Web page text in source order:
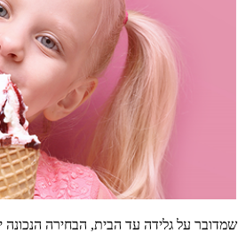
שמדובר על גלידה עד הבית, הבחירה הנכונה